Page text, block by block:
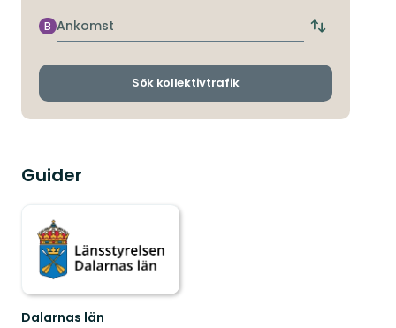
hållplats
Ankomst
B
Byt
och
Sök kollektivtrafik
Guider
Dalarnas län